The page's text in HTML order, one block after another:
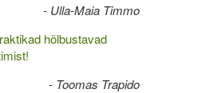
- Ulla-Maia Timmo
hõlbustavad
- Toomas Trapido